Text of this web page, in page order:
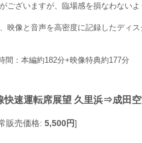
ございますが、臨場感を損なわない
映像と音声を高密度に記録したディ
本編約182分+映像特典約177分
速運転席展望 久里浜⇒成田
販売価格: 5,500円]